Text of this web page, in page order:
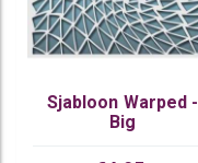
Sjabloon Warped -
Big